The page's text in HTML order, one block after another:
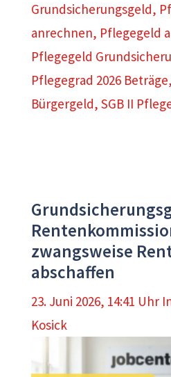
Grundsicherungsgeld,
anrechnen, Pflegegeld
Pflegegeld
Pflegegrad 2026 Beträge,
Bürgergeld, SGB II
zwangsweise
abschaffen
23. Juni 2026, 14:41 Uhr
Kosick